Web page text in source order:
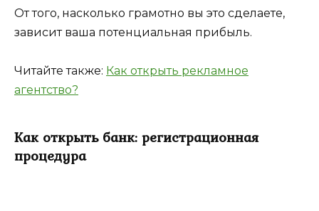
От того, насколько грамотно вы это сделаете,
зависит ваша потенциальная прибыль.
Читайте также: Как открыть рекламное
агентство?
Как открыть банк: регистрационная
процедура